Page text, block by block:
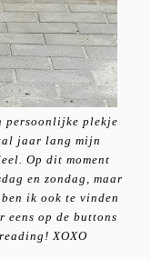
persoonlijke plekje
jaar lang mijn
Op dit moment
en zondag, maar
ik ook te vinden
eens op de buttons
XOXO